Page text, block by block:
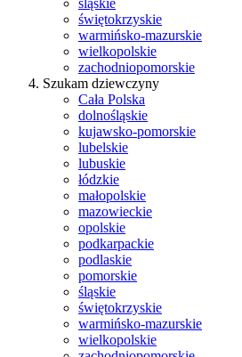
śląskie
świętokrzyskie
warmińsko-mazurskie
wielkopolskie
zachodniopomorskie
Szukam dziewczyny
Cała Polska
dolnośląskie
kujawsko-pomorskie
lubelskie
lubuskie
łódzkie
małopolskie
mazowieckie
opolskie
podkarpackie
podlaskie
pomorskie
śląskie
świętokrzyskie
warmińsko-mazurskie
wielkopolskie